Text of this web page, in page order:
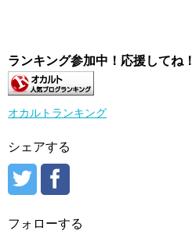
ランキング参加中！応援してね！
オカルトランキング
シェアする
フォローする